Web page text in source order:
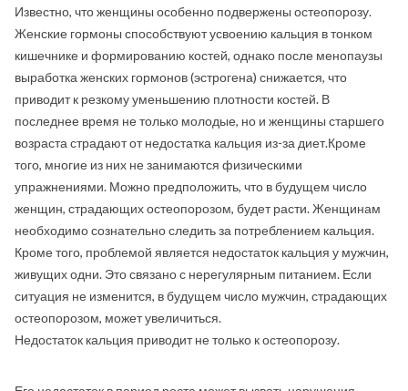
Известно, что женщины особенно подвержены остеопорозу.
Женские гормоны способствуют усвоению кальция в тонком
кишечнике и формированию костей, однако после менопаузы
выработка женских гормонов (эстрогена) снижается, что
приводит к резкому уменьшению плотности костей. В
последнее время не только молодые, но и женщины старшего
возраста страдают от недостатка кальция из-за диет.Кроме
того, многие из них не занимаются физическими
упражнениями. Можно предположить, что в будущем число
женщин, страдающих остеопорозом, будет расти. Женщинам
необходимо сознательно следить за потреблением кальция.
Кроме того, проблемой является недостаток кальция у мужчин,
живущих одни. Это связано с нерегулярным питанием. Если
ситуация не изменится, в будущем число мужчин, страдающих
остеопорозом, может увеличиться.
Недостаток кальция приводит не только к остеопорозу.